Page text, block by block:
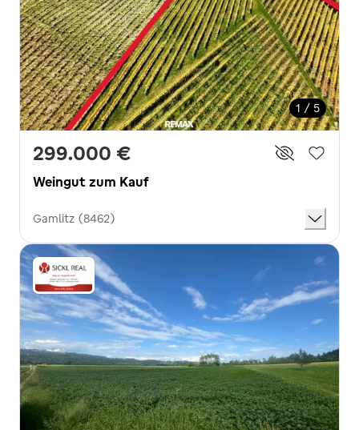
1 / 5
299.000 €
Weingut zum Kauf
Gamlitz (8462)